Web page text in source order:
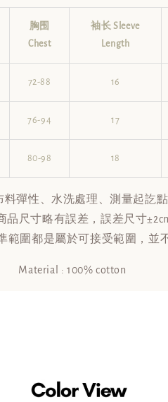
胸围
Chest
袖长 Sleeve
Length
72-88 16
76-94 17
80-98 18
料彈性、水洗處理、測量起訖點
品尺寸略有誤差，誤差尺寸
範圍都是屬於可接受範圍，並
Material : 100% cotton